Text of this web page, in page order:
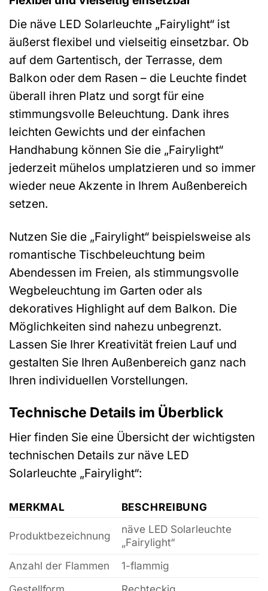
Die näve LED Solarleuchte „Fairylight“ ist
äußerst flexibel und vielseitig einsetzbar. Ob
auf dem Gartentisch, der Terrasse, dem
Balkon oder dem Rasen – die Leuchte findet
überall ihren Platz und sorgt für eine
stimmungsvolle Beleuchtung. Dank ihres
leichten Gewichts und der einfachen
Handhabung können Sie die „Fairylight“
jederzeit mühelos umplatzieren und so immer
wieder neue Akzente in Ihrem Außenbereich
setzen.
Nutzen Sie die „Fairylight“ beispielsweise als
romantische Tischbeleuchtung beim
Abendessen im Freien, als stimmungsvolle
Wegbeleuchtung im Garten oder als
dekoratives Highlight auf dem Balkon. Die
Möglichkeiten sind nahezu unbegrenzt.
Lassen Sie Ihrer Kreativität freien Lauf und
gestalten Sie Ihren Außenbereich ganz nach
Ihren individuellen Vorstellungen.
Technische Details im Überblick
Hier finden Sie eine Übersicht der wichtigsten
technischen Details zur näve LED
Solarleuchte „Fairylight“:
MERKMAL BESCHREIBUNG
Produktbezeichnung
näve LED Solarleuchte
„Fairylight“
Anzahl der Flammen
1-flammig